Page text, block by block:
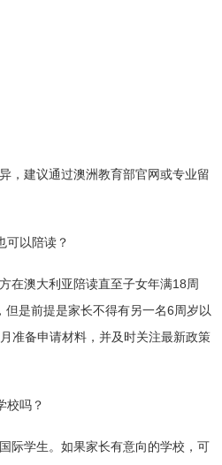
，建议通过澳洲教育部官网或专业留
可以陪读？
在澳大利亚陪读直至子女年满18周
是前提是家长不得有另一名6周岁以
准备申请材料，并及时关注最新政策
校吗？
际学生。如果家长有意向的学校，可